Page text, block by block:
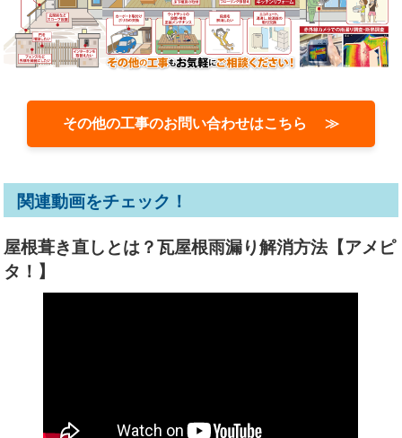
その他の工事のお問い合わせはこちら ≫
関連動画をチェック！
屋根葺き直しとは？瓦屋根雨漏り解消方法【アメピ
タ！】